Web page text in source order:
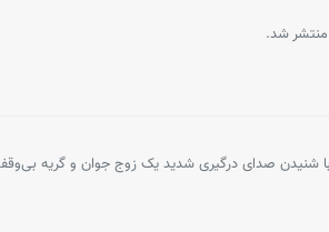
شنیدن صدای درگیری شدید یک زوج جوان و گریه